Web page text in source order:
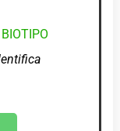
BIOTIPO